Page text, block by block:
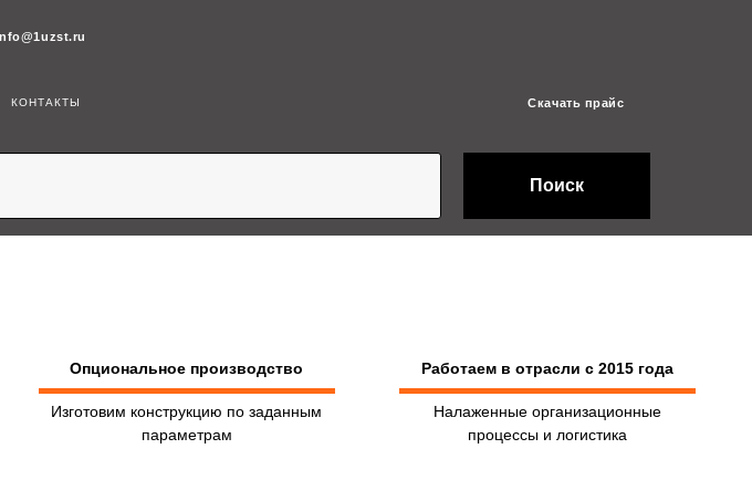
Поиск
Изготовим конструкцию по заданным
параметрам
Опциональное производство
Налаженные организационные
процессы и логистика
Работаем в отрасли с 2015 года